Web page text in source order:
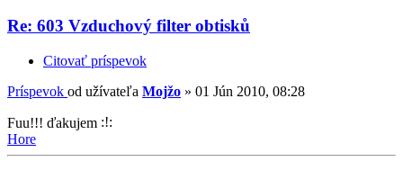
Re: 603 Vzduchový filter obtisků
Citovať príspevok
Príspevok od užívateľa Mojžo » 01 Jún 2010, 08:28
Fuu!!! ďakujem
Hore